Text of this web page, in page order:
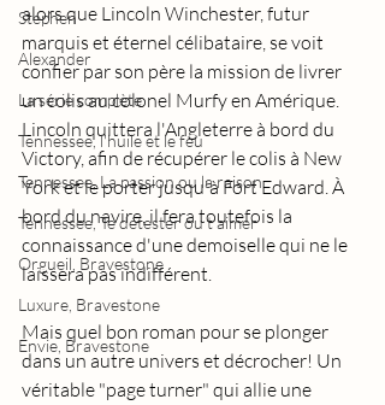
Stephen
Alexander
La série complète
Tennessee, l'huile et le feu
Tennessee, La passion ou la raison
Tennessee, Te détester ou t'aimer
Orgueil, Bravestone
Luxure, Bravestone
Envie, Bravestone
alors que Lincoln Winchester, futur
marquis et éternel célibataire, se voit
confier par son père la mission de livrer
un colis au colonel Murfy en Amérique.
Lincoln quittera l'Angleterre à bord du
Victory, afin de récupérer le colis à New
York et le porter jusqu'à Fort Edward. À
bord du navire, il fera toutefois la
connaissance d'une demoiselle qui ne le
laissera pas indifférent.
Mais quel bon roman pour se plonger
dans un autre univers et décrocher! Un
véritable "page turner" qui allie une